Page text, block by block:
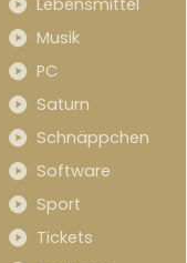
Lebensmittel
Musik
PC
Saturn
Schnäppchen
Software
Sport
Tickets